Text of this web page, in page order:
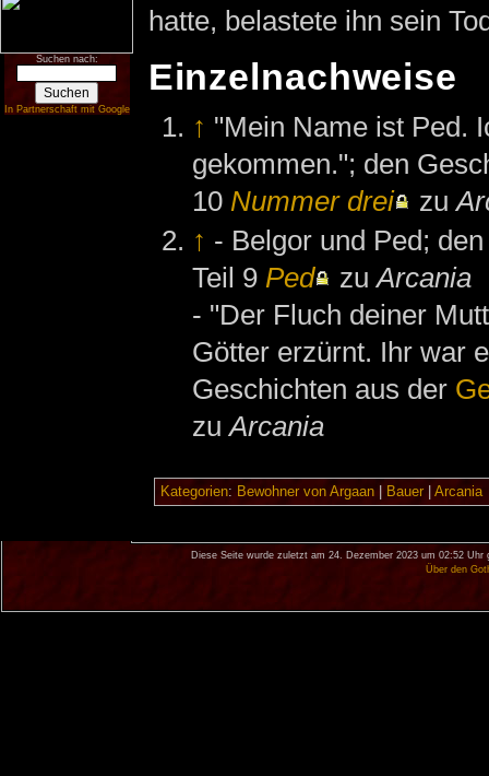
Suchen nach:
In Partnerschaft mit Google
hatte, belastete ihn sein
Einzelnachweise
↑ "Mein Name ist Ped.
gekommen."; den
10 Nummer drei zu
↑ - Belgor und Ped;
Teil 9 Ped zuArcania
- "Der Fluch deiner
Götter erzürnt. Ihr war
Geschichten aus der
zuArcania
Kategorien: Bewohner von Argaan| Bauer| Arcania
Diese Seite wurde zuletzt am 24. Dezember 2023 um 02:52 Uhr
Über den